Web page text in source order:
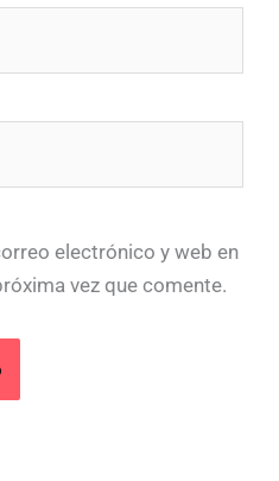
electrónico y web en
vez que comente.